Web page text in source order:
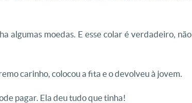
algumas moedas. E esse colar é verdadeiro, não
carinho, colocou a fita e o devolveu à jovem.
pagar. Ela deu tudo que tinha!